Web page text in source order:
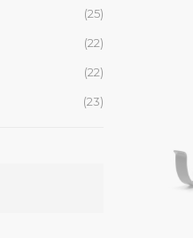
(25)
(22)
(22)
(23)